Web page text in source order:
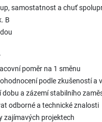
samostatnost a chuť
B
poměr na 1 směnu
podle zkušeností a
a zázemí stabilního
odborné a technické znalosti
zajímavých projektech